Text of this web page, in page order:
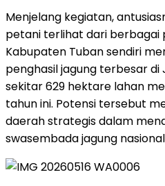
Menjelang kegiatan,
petani terlihat dari berbagai
Kabupaten Tuban sendiri
penghasil jagung terbesar di
sekitar 629 hektare lahan
tahun ini. Potensi tersebut
daerah strategis dalam
swasembada jagung